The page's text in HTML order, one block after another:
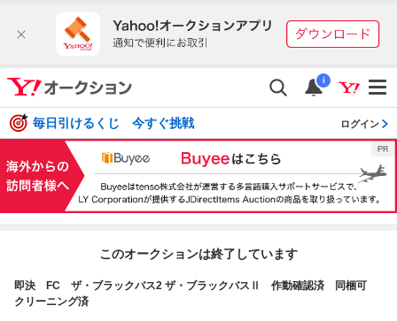
i
毎日引けるくじ 今すぐ挑戦 ログイン
このオークションは終了しています
即決 FC ザ・ブラックバス2 ザ・ブラックバスⅡ 作動確認済 同梱可
クリーニング済